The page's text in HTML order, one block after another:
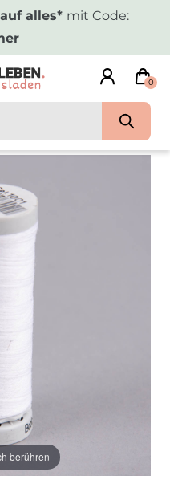
alles* mit Code:
0
berühren